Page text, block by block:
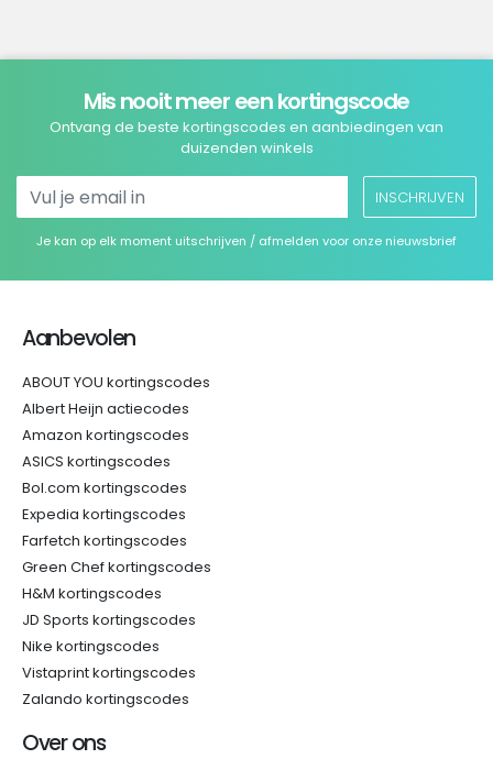
Mis nooit meer een kortingscode
Ontvang de beste kortingscodes en aanbiedingen van
duizenden winkels
INSCHRIJVEN
Je kan op elk moment uitschrijven / afmelden voor onze nieuwsbrief
Aanbevolen
ABOUT YOU kortingscodes
Albert Heijn actiecodes
Amazon kortingscodes
ASICS kortingscodes
Bol.com kortingscodes
Expedia kortingscodes
Farfetch kortingscodes
Green Chef kortingscodes
H&M kortingscodes
JD Sports kortingscodes
Nike kortingscodes
Vistaprint kortingscodes
Zalando kortingscodes
Over ons